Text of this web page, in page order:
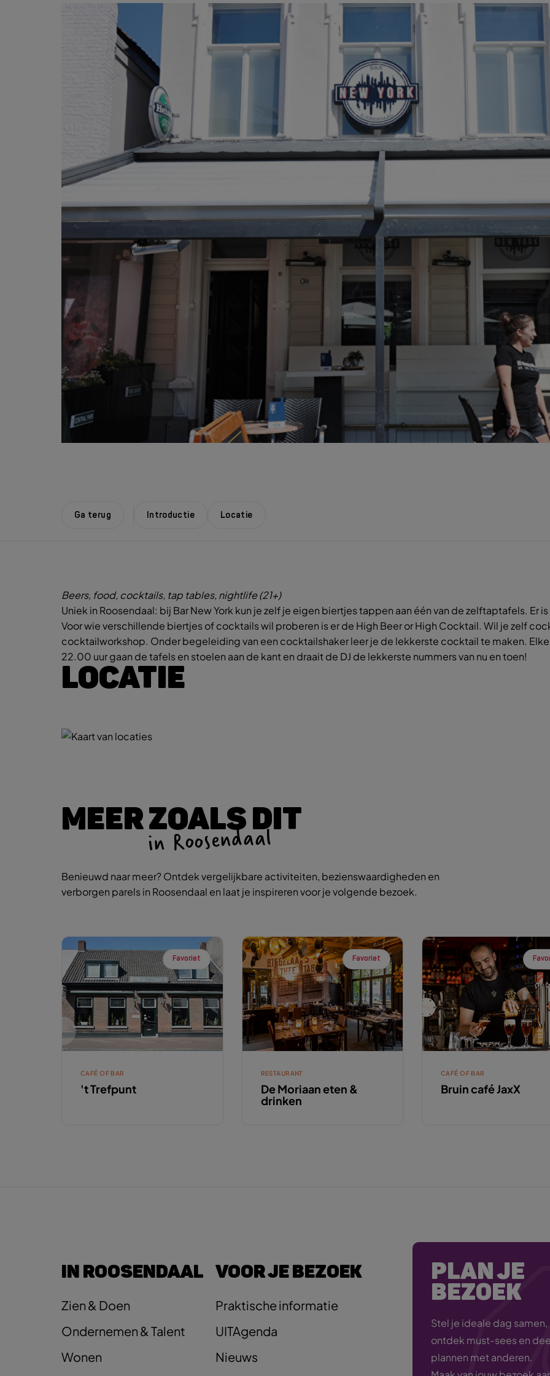
Ga terug Introductie Locatie
Beers, food, cocktails, tap tables, nightlife (21+)
Uniek in Roosendaal: bij Bar New York kun je zelf je eigen biertjes tappen aan één van de zelftaptafels. Er
Voor wie verschillende biertjes of cocktails wil proberen is er de High Beer or High Cocktail. Wil je zelf
cocktailworkshop. Onder begeleiding van een cocktailshaker leer je de lekkerste cocktail te maken.
22.00 uur gaan de tafels en stoelen aan de kant en draait de DJ de lekkerste nummers van nu en toen!
LOCATIE
MEER ZOALS DIT
in Roosendaal
Benieuwd naar meer? Ontdek vergelijkbare activiteiten, bezienswaardigheden en
verborgen parels in Roosendaal en laat je inspireren voor je volgende bezoek.
Favoriet
CAFÉ OF BAR
't Trefpunt
Favoriet
RESTAURANT
De Moriaan eten &
drinken
CAFÉ OF BAR
Bruin café JaxX
IN ROOSENDAAL
Zien & Doen
Ondernemen & Talent
Wonen
VOOR JE BEZOEK
Praktische informatie
UITAgenda
Nieuws
PLAN JE
BEZOEK
Stel je ideale dag samen,
ontdek must-sees en
plannen met anderen.